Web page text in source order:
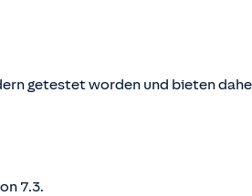
getestet worden und bieten
7.3.